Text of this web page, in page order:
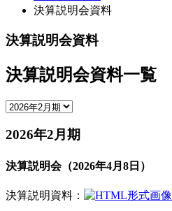
決算説明会資料
決算説明会資料
決算説明会資料一覧
2026年2月期
決算説明会（2026年4月8日）
決算説明資料： 画像